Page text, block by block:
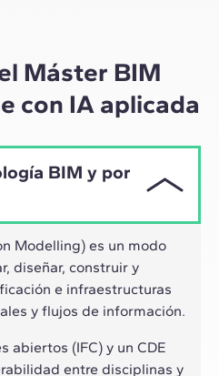
actuales.
Máster BIM
con IA aplicada
BIM y por
Modelling) es un modo
diseñar, construir y
e infraestructuras
y flujos de información.
abiertos (IFC) y un CDE
entre disciplinas y